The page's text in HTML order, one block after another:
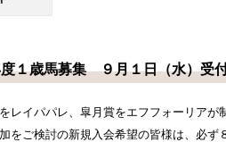
度１歳馬募集 ９月１日（水）受
レイパパレ、皐月賞をエフフォーリア
をご検討の新規入会希望の皆様は、必